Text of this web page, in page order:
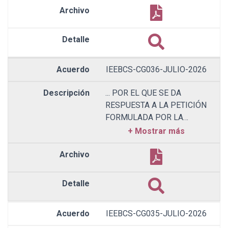
CUMPLIMIENTO A LA
RESOLUCIÓN
INE/CG344/2026 EMITIDA
POR EL INSTITUTO
NACIONAL ELECTORAL;
IEEBCS-CG036-JULIO-2026
... POR EL QUE SE DA
RESPUESTA A LA PETICIÓN
FORMULADA POR LA
CIUDADANA ROSA
IEEBCS-CG035-JULIO-2026